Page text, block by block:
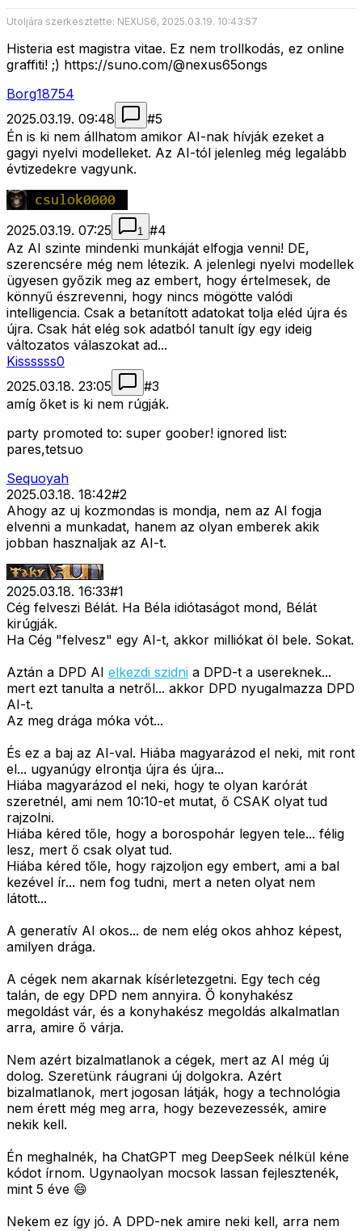
Utoljára szerkesztette: NEXUS6, 2025.03.19. 10:43:57
Histeria est magistra vitae. Ez nem trollkodás, ez online
graffiti! ;) https://suno.com/@nexus65ongs
Borg18754
2025.03.19. 09:48
#5
Én is ki nem állhatom amikor AI-nak hívják ezeket a
gagyi nyelvi modelleket. Az AI-tól jelenleg még legalább
évtizedekre vagyunk.
2025.03.19. 07:25 1 #4
Az AI szinte mindenki munkáját elfogja venni! DE,
szerencsére még nem létezik. A jelenlegi nyelvi modellek
ügyesen győzik meg az embert, hogy értelmesek, de
könnyű észrevenni, hogy nincs mögötte valódi
intelligencia. Csak a betanított adatokat tolja eléd újra és
újra. Csak hát elég sok adatból tanult így egy ideig
változatos válaszokat ad...
Kissssss0
2025.03.18. 23:05
#3
amíg őket is ki nem rúgják.
party promoted to: super goober! ignored list:
pares,tetsuo
Sequoyah
2025.03.18. 18:42#2
Ahogy az uj kozmondas is mondja, nem az AI fogja
elvenni a munkadat, hanem az olyan emberek akik
jobban hasznaljak az AI-t.
2025.03.18. 16:33#1
Cég felveszi Bélát. Ha Béla idiótaságot mond, Bélát
kirúgják.
Ha Cég "felvesz" egy AI-t, akkor milliókat öl bele. Sokat.
Aztán a DPD AI elkezdi szidni a DPD-t a usereknek...
mert ezt tanulta a netről... akkor DPD nyugalmazza DPD
AI-t.
Az meg drága móka vót...
És ez a baj az AI-val. Hiába magyarázod el neki, mit ront
el... ugyanúgy elrontja újra és újra...
Hiába magyarázod el neki, hogy te olyan karórát
szeretnél, ami nem 10:10-et mutat, ő CSAK olyat tud
rajzolni.
Hiába kéred tőle, hogy a borospohár legyen tele... félig
lesz, mert ő csak olyat tud.
Hiába kéred tőle, hogy rajzoljon egy embert, ami a bal
kezével ír... nem fog tudni, mert a neten olyat nem
látott...
A generatív AI okos... de nem elég okos ahhoz képest,
amilyen drága.
A cégek nem akarnak kísérletezgetni. Egy tech cég
talán, de egy DPD nem annyira. Ő konyhakész
megoldást vár, és a konyhakész megoldás alkalmatlan
arra, amire ő várja.
Nem azért bizalmatlanok a cégek, mert az AI még új
dolog. Szeretünk ráugrani új dolgokra. Azért
bizalmatlanok, mert jogosan látják, hogy a technológia
nem érett még meg arra, hogy bezevezessék, amire
nekik kell.
Én meghalnék, ha ChatGPT meg DeepSeek nélkül kéne
kódot írnom. Ugynaolyan mocsok lassan fejlesztenék,
mint 5 éve 😄
Nekem ez így jó. A DPD-nek amire neki kell, arra nem